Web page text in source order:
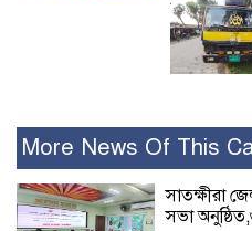
বিতরণ
২৮ জনের
More News Of This
সাতক্ষীরা
সভা